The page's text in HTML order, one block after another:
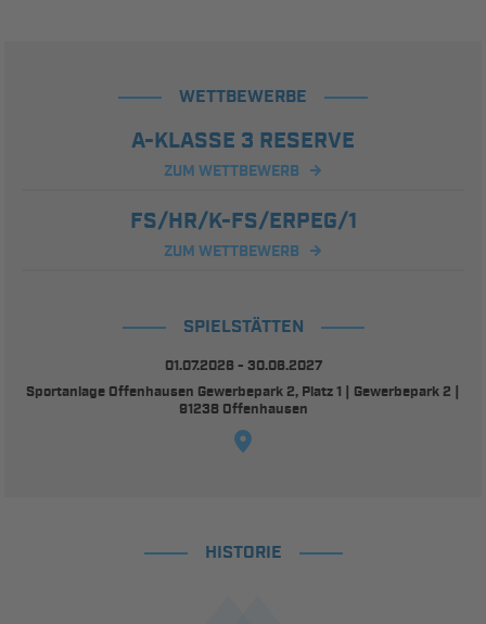
WETTBEWERBE
A-KLASSE 3 RESERVE
ZUM WETTBEWERB
FS/HR/K-FS/ERPEG/1
ZUM WETTBEWERB
SPIELSTÄTTEN
01.07.2026 - 30.06.2027
Sportanlage Offenhausen Gewerbepark 2, Platz 1 | Gewerbepark 2 |
91238 Offenhausen
HISTORIE